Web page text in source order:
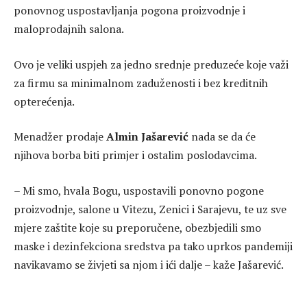
ponovnog uspostavljanja pogona proizvodnje i
maloprodajnih salona.
Ovo je veliki uspjeh za jedno srednje preduzeće koje važi
za firmu sa minimalnom zaduženosti i bez kreditnih
opterećenja.
Menadžer prodajeAlmin Jašarević nada se da će
njihova borba biti primjer i ostalim poslodavcima.
– Mi smo, hvala Bogu, uspostavili ponovno pogone
proizvodnje, salone u Vitezu, Zenici i Sarajevu, te uz sve
mjere zaštite koje su preporučene, obezbjedili smo
maske i dezinfekciona sredstva pa tako uprkos pandemiji
navikavamo se živjeti sa njom i ići dalje – kaže Jašarević.